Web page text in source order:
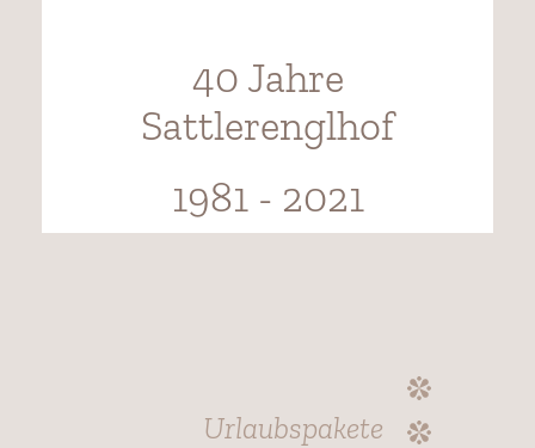
40 Jahre
Sattlerenglhof
1981 - 2021
Urlaubspakete